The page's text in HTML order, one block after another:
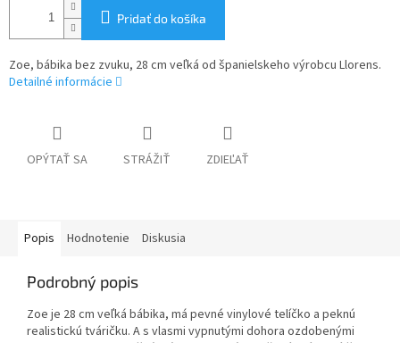
Pridať do košíka
Zoe, bábika bez zvuku, 28 cm veľká od španielskeho výrobcu Llorens.
Detailné informácie
OPÝTAŤ SA STRÁŽIŤ ZDIEĽAŤ
Popis Hodnotenie Diskusia
Podrobný popis
Zoe je 28 cm veľká bábika, má pevné vinylové telíčko a peknú
realistickú tváričku. A s vlasmi vypnutými dohora ozdobenými